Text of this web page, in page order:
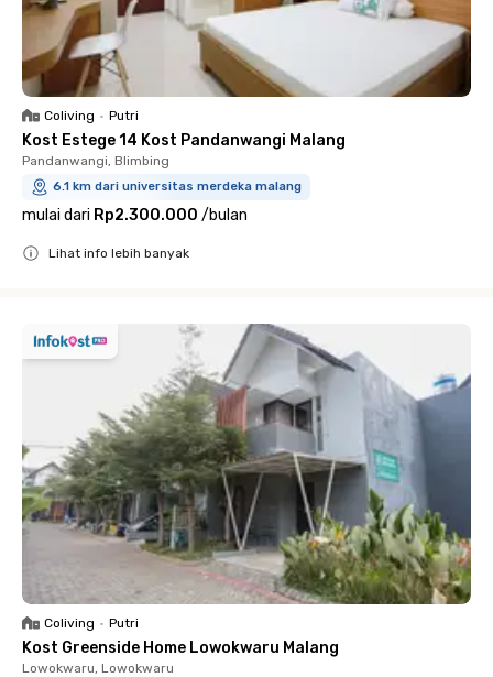
Coliving • Putri
Kost Estege 14 Kost Pandanwangi Malang
Pandanwangi, Blimbing
6.1 km dari universitas merdeka malang
mulai dari Rp2.300.000 /bulan
Lihat info lebih banyak
Coliving • Putri
Kost Greenside Home Lowokwaru Malang
Lowokwaru, Lowokwaru